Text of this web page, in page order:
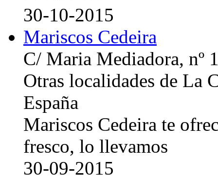
30-10-2015
Mariscos Cedeira
C/ Maria Mediadora, nº
Otras localidades de La
España
Mariscos Cedeira te
fresco, lo llevamos
30-09-2015